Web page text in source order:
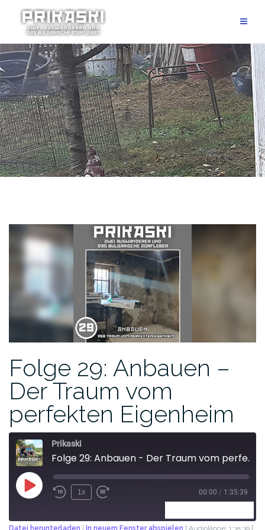
Folge 29: Anbauen –
Der Traum vom
perfekten Eigenheim
Prikaski
Folge 29: Anbauen - Der Traum vom perfekten Eigenheim
1x 00:00 / 1:35:39